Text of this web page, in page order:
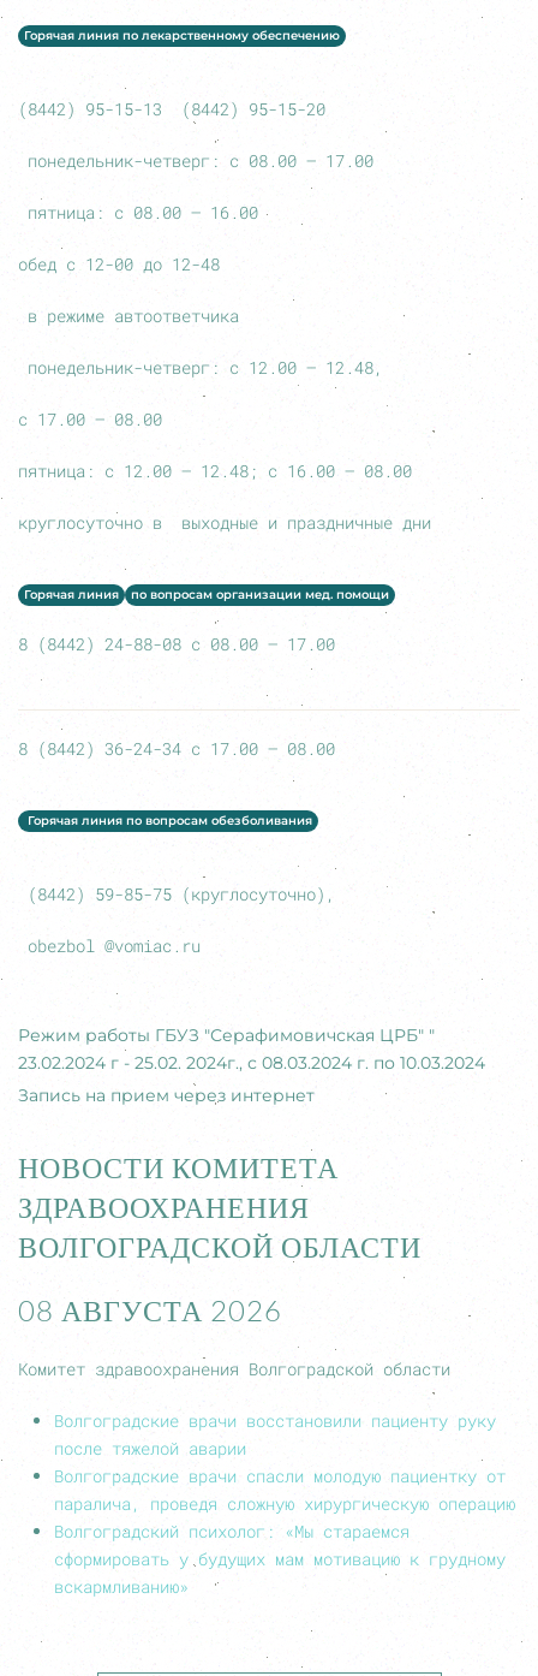
Горячая линия по лекарственному обеспечению
(8442) 95-15-13 (8442) 95-15-20
понедельник-четверг: с 08.00 – 17.00
пятница: с 08.00 – 16.00
обед с 12-00 до 12-48
в режиме автоответчика
понедельник-четверг: с 12.00 – 12.48,
с 17.00 – 08.00
пятница: с 12.00 – 12.48; с 16.00 – 08.00
круглосуточно в выходные и праздничные дни
Горячая линия по вопросам организации мед. помощи
8 (8442) 24-88-08 с 08.00 – 17.00
8 (8442) 36-24-34 с 17.00 – 08.00
Горячая линия по вопросам обезболивания
(8442) 59-85-75 (круглосуточно),
obezbol @vomiac.ru
Режим работы ГБУЗ "Серафимовичская ЦРБ" "
23.02.2024 г - 25.02. 2024г., с 08.03.2024 г. по 10.03.2024
Запись на прием через интернет
НОВОСТИ КОМИТЕТА
ЗДРАВООХРАНЕНИЯ
ВОЛГОГРАДСКОЙ ОБЛАСТИ
08 АВГУСТА 2026
Комитет здравоохранения Волгоградской области
Волгоградские врачи восстановили пациенту руку
после тяжелой аварии
Волгоградские врачи спасли молодую пациентку от
паралича, проведя сложную хирургическую операцию
Волгоградский психолог: «Мы стараемся
сформировать у будущих мам мотивацию к грудному
вскармливанию»